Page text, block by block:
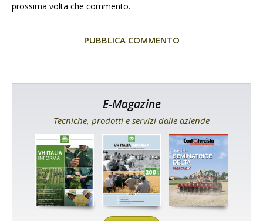
prossima volta che commento.
E-Magazine
Tecniche, prodotti e servizi dalle aziende